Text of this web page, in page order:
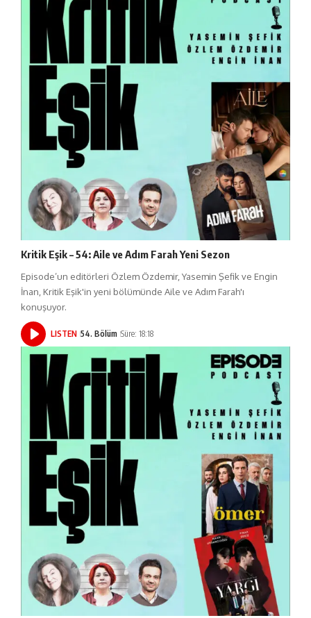
Kritik Eşik – 54: Aile ve Adım Farah Yeni Sezon
Episode’un editörleri Özlem Özdemir, Yasemin Şefik ve Engin
İnan, Kritik Eşik'in yeni bölümünde Aile ve Adım Farah'ı
konuşuyor.
LISTEN 54. Bölüm Süre: 18:18